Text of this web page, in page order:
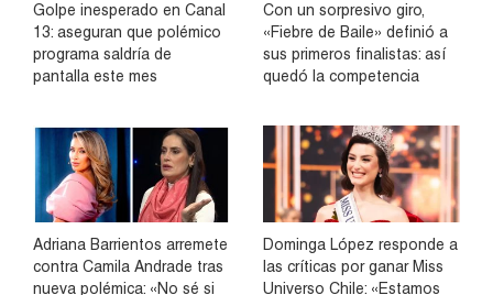
Golpe inesperado en Canal
13: aseguran que polémico
programa saldría de
pantalla este mes
Con un sorpresivo giro,
«Fiebre de Baile» definió a
sus primeros finalistas: así
quedó la competencia
Adriana Barrientos arremete
contra Camila Andrade tras
nueva polémica: «No sé si
Dominga López responde a
las críticas por ganar Miss
Universo Chile: «Estamos